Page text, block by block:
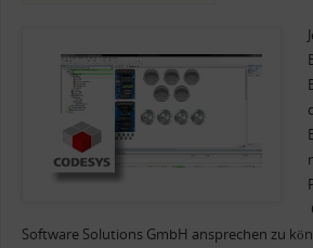
Software Solutions GmbH ansprechen zu